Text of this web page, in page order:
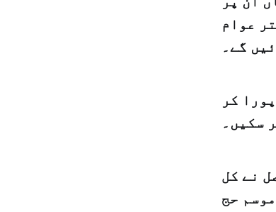
عوام
گے۔
کر
سکیں۔
نے کل
حج